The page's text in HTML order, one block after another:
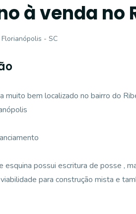
à venda no
- SC
muito bem localizado no bairro do
esquina possui escritura de posse ,
para construção mista e